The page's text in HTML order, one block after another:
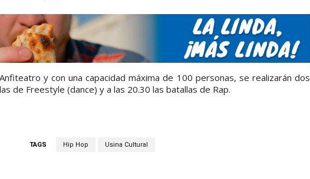
y con una capacidad máxima de 100 personas, se realizarán dos
de Freestyle (dance) y a las 20.30 las batallas de Rap.
TAGS Hip Hop Usina Cultural